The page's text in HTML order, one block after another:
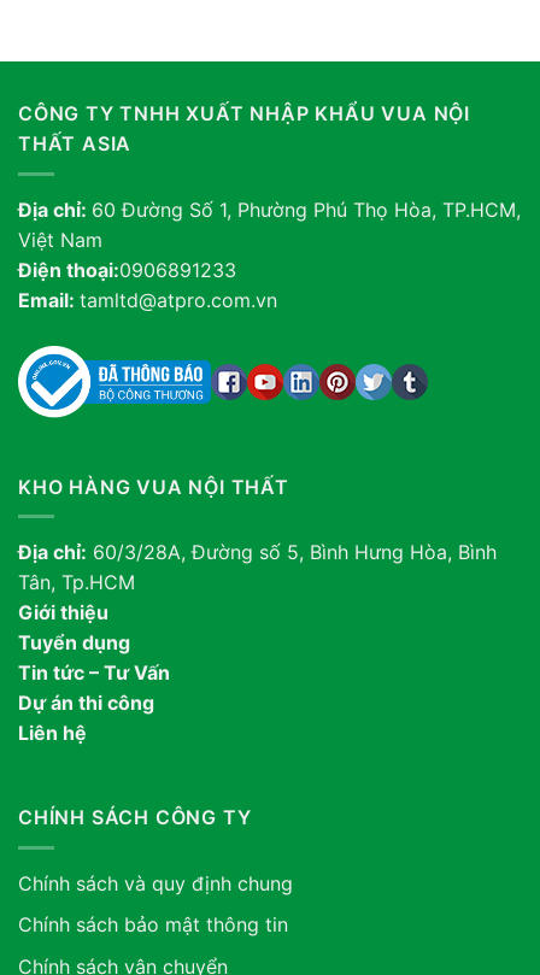
CÔNG TY TNHH XUẤT NHẬP KHẨU VUA NỘI
THẤT ASIA
Địa chỉ: 60 Đường Số 1, Phường Phú Thọ Hòa, TP.HCM,
Việt Nam
Điện thoại:0906891233
Email: tamltd@atpro.com.vn
KHO HÀNG VUA NỘI THẤT
Địa chỉ: 60/3/28A, Đường số 5, Bình Hưng Hòa, Bình
Tân, Tp.HCM
Giới thiệu
Tuyển dụng
Tin tức – Tư Vấn
Dự án thi công
Liên hệ
CHÍNH SÁCH CÔNG TY
Chính sách và quy định chung
Chính sách bảo mật thông tin
Chính sách vận chuyển